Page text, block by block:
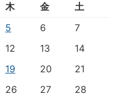
木 金
土
5 6
7
12 13
14
19 20
21
26 27
28